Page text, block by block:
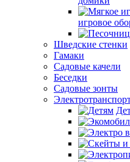
игровое
Шведские стенки
Гамаки
Садовые качели
Беседки
Садовые зонты